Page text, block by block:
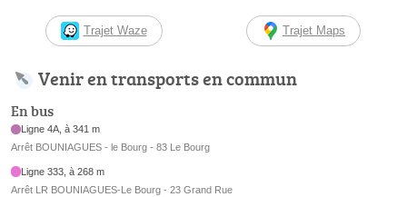
Trajet Waze Trajet Maps
Venir en transports en commun
En bus
Ligne 4A, à 341 m
Arrêt BOUNIAGUES - le Bourg - 83 Le Bourg
Ligne 333, à 268 m
Arrêt LR BOUNIAGUES-Le Bourg - 23 Grand Rue